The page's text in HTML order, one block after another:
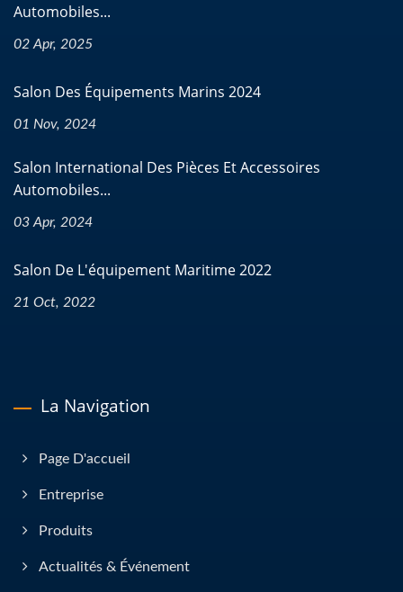
Automobiles...
02 Apr, 2025
Salon Des Équipements Marins 2024
01 Nov, 2024
Salon International Des Pièces Et Accessoires
Automobiles...
03 Apr, 2024
Salon De L'équipement Maritime 2022
21 Oct, 2022
La Navigation
Page D'accueil
Entreprise
Produits
Actualités & Événement